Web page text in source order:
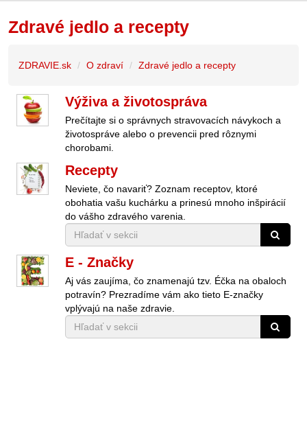
Zdravé jedlo a recepty
ZDRAVIE.sk O zdraví Zdravé jedlo a recepty
Výživa a životospráva
Prečítajte si o správnych stravovacích návykoch a
životospráve alebo o prevencii pred rôznymi
chorobami.
Recepty
Neviete, čo navariť? Zoznam receptov, ktoré
obohatia vašu kuchárku a prinesú mnoho inšpirácií
do vášho zdravého varenia.
E - Značky
Aj vás zaujíma, čo znamenajú tzv. Éčka na obaloch
potravín? Prezradíme vám ako tieto E-značky
vplývajú na naše zdravie.